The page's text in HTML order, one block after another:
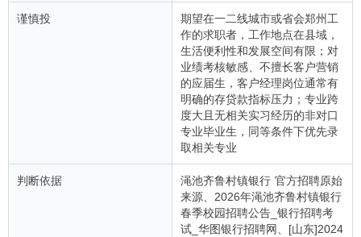
谨慎投
期望在一二线城市或省会郑州工
作的求职者，工作地点在县域，
生活便利性和发展空间有限；对
业绩考核敏感、不擅长客户营销
的应届生，客户经理岗位通常有
明确的存贷款指标压力；专业跨
度大且无相关实习经历的非对口
专业毕业生，同等条件下优先录
取相关专业
判断依据
渑池齐鲁村镇银行 官方招聘原始
来源、2026年渑池齐鲁村镇银行
春季校园招聘公告_银行招聘考
试_华图银行招聘网、[山东]2024